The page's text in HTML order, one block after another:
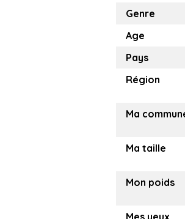
Genre
Age
Pays
Région
Ma
Ma taille
Mon poids